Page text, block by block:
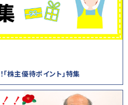
「株主優待ポイント」特集